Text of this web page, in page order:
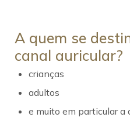
A quem se
canal auricular?
crianças
adultos
e muito em particular a